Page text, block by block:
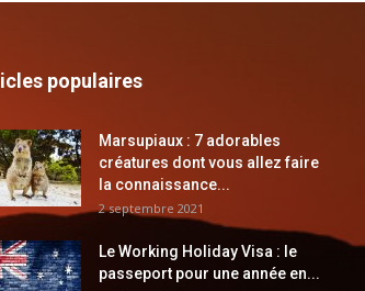
populaires
Marsupiaux : 7 adorables
créatures dont vous allez faire
la connaissance...
2 septembre 2021
Le Working Holiday Visa : le
passeport pour une année en...